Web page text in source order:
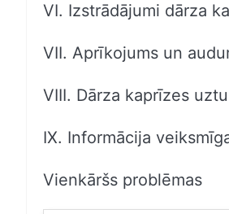
VI. Izstrādājumi dārza
VII. Aprīkojums un
VIII. Dārza kaprīzes
IX. Informācija
Vienkāršs problēmas